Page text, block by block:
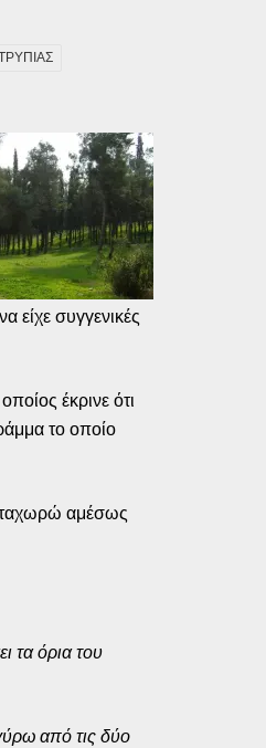
είχε συγγενικές
έκρινε ότι
το οποίο
αμέσως
τα όρια του
από τις δύο